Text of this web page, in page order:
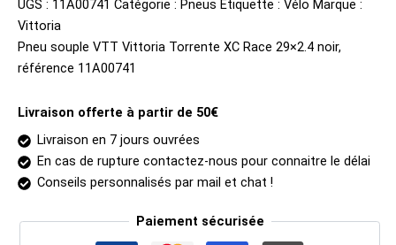
XC
29x2.4
noir
UGS : 11A00741 Catégorie : Pneus Étiquette : Vélo Marque :
Vittoria
Pneu souple VTT Vittoria Torrente XC Race 29×2.4 noir,
référence 11A00741
Livraison offerte à partir de 50€
Livraison en 7 jours ouvrées
En cas de rupture contactez-nous pour connaitre le délai
Conseils personnalisés par mail et chat !
Paiement sécurisée